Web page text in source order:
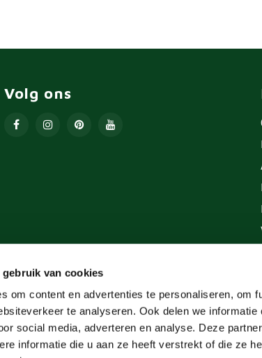
gebruik van cookies
om content en advertenties te personaliseren, om
te analyseren. Ook delen we
social media, adverteren en analyse. Deze
informatie die u aan ze heeft verstrekt of die ze
Volg ons